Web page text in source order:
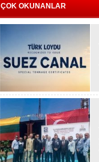
ÇOK OKUNANLAR